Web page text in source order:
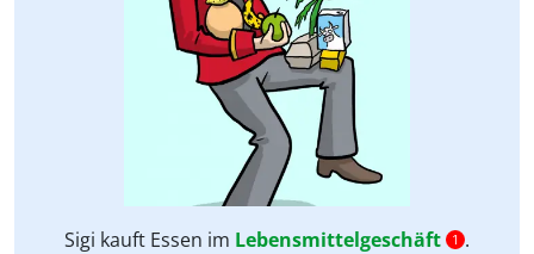
Sigi kauft Essen im Lebensmittelgeschäft 1 .